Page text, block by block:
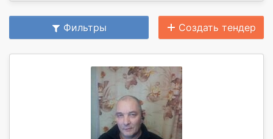
Фильтры Создать тендер